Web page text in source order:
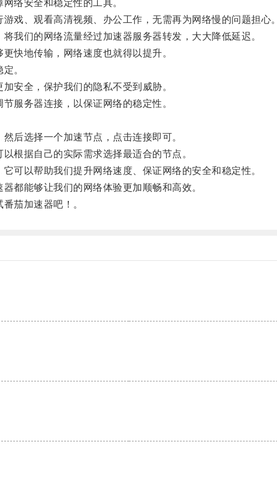
络安全和稳定性的工具。
、观看高清视频、办公工作，无需再为网络慢的问题担心。
们的网络流量经过加速器服务器转发，大大降低延迟。
地传输，网络速度也就得以提升。
。
全，保护我们的隐私不受到威胁。
务器连接，以保证网络的稳定性。
选择一个加速节点，点击连接即可。
据自己的实际需求选择最适合的节点。
以帮助我们提升网络速度、保证网络的安全和稳定性。
能够让我们的网络体验更加顺畅和高效。
茄加速器吧！。